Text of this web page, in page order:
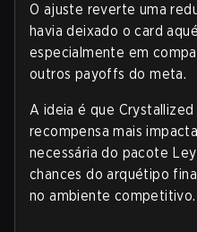
O ajuste reverte uma
havia deixado o card
especialmente em
outros payoffs do meta.
A ideia é que
recompensa mais
necessária do pacote
chances do arquétipo
no ambiente competitivo.